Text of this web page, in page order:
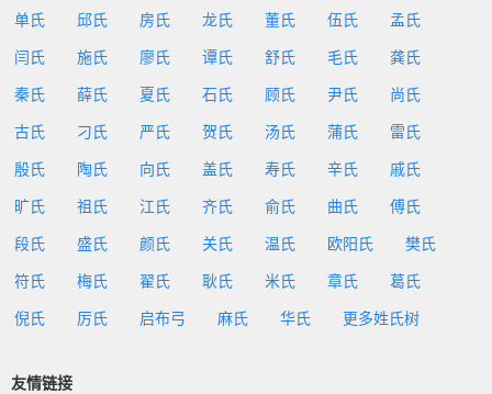
单氏 邱氏 房氏 龙氏 董氏 伍氏 孟氏
闫氏 施氏 廖氏 谭氏 舒氏 毛氏 龚氏
秦氏 薛氏 夏氏 石氏 顾氏 尹氏 尚氏
古氏 刁氏 严氏 贺氏 汤氏 蒲氏 雷氏
殷氏 陶氏 向氏 盖氏 寿氏 辛氏 戚氏
旷氏 祖氏 江氏 齐氏 俞氏 曲氏 傅氏
段氏 盛氏 颜氏 关氏 温氏 欧阳氏 樊氏
符氏 梅氏 翟氏 耿氏 米氏 章氏 葛氏
倪氏 厉氏 启布弓 麻氏 华氏 更多姓氏树
友情链接